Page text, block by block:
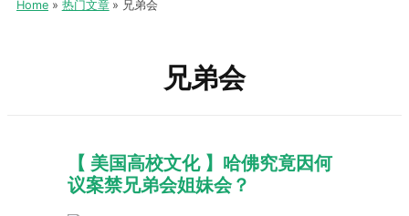
Home 热门文章 兄弟会
兄弟会
【 美国高校文化 】哈佛究竟因何
议案禁兄弟会姐妹会？